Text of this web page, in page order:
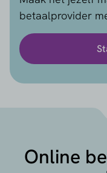
betaalprovider
Online